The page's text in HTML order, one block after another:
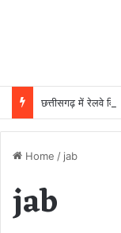
Home / jab
jab